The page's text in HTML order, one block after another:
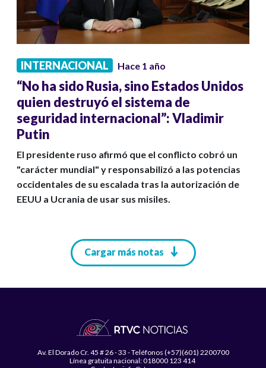
INTERNACIONAL Hace 1 año
“No ha sido Rusia, sino Estados Unidos
quien destruyó el sistema de
seguridad internacional”: Vladimir
Putin
El presidente ruso afirmó que el conflicto cobró un
"carácter mundial" y responsabilizó a las potencias
occidentales de su escalada tras la autorización de
EEUU a Ucrania de usar sus misiles.
Cargar más notas
Av. El Dorado Cr. 45 # 26 - 33 - Teléfonos (+57)(601) 2200700
Línea gratuita nacional: 018000 123 414